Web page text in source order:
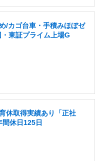
/カゴ台車・手積みほぼゼ
東証プライム上場G
休取得実績あり「正社
休日125日